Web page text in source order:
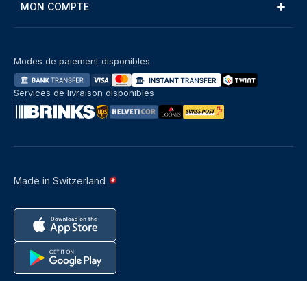
MON COMPTE
Made in Switzerland
Modes de paiement disponibles
Services de livraison disponibles